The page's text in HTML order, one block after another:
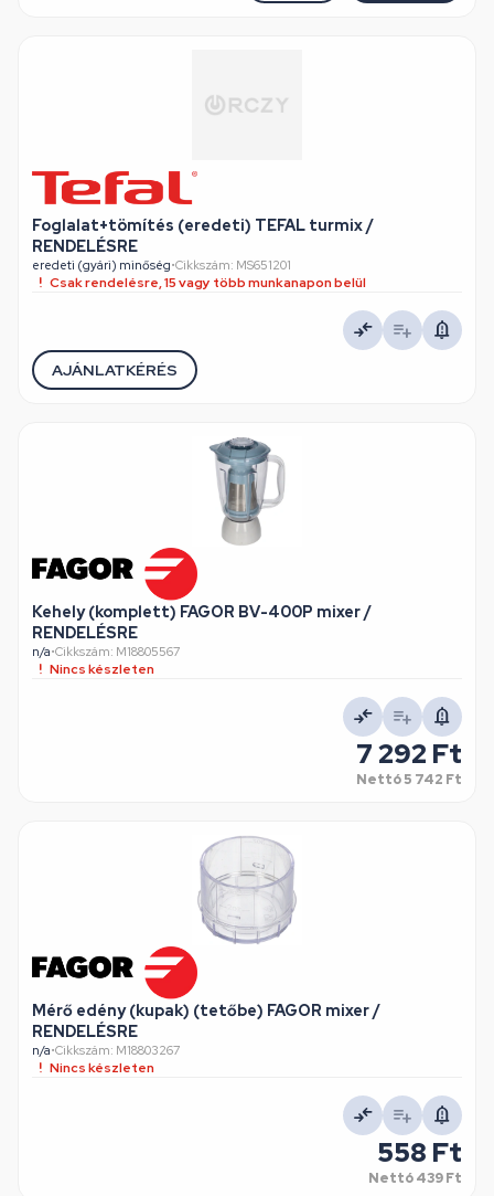
Foglalat+tömítés (eredeti) TEFAL turmix /
RENDELÉSRE
eredeti (gyári) minőség•Cikkszám: MS651201
Csak rendelésre, 15 vagy több munkanapon belül
AJÁNLATKÉRÉS
Kehely (komplett) FAGOR BV-400P mixer /
RENDELÉSRE
n/a•Cikkszám: M18805567
Nincs készleten
7 292 Ft
Nettó5 742 Ft
Mérő edény (kupak) (tetőbe) FAGOR mixer /
RENDELÉSRE
n/a•Cikkszám: M18803267
Nincs készleten
558 Ft
Nettó439 Ft